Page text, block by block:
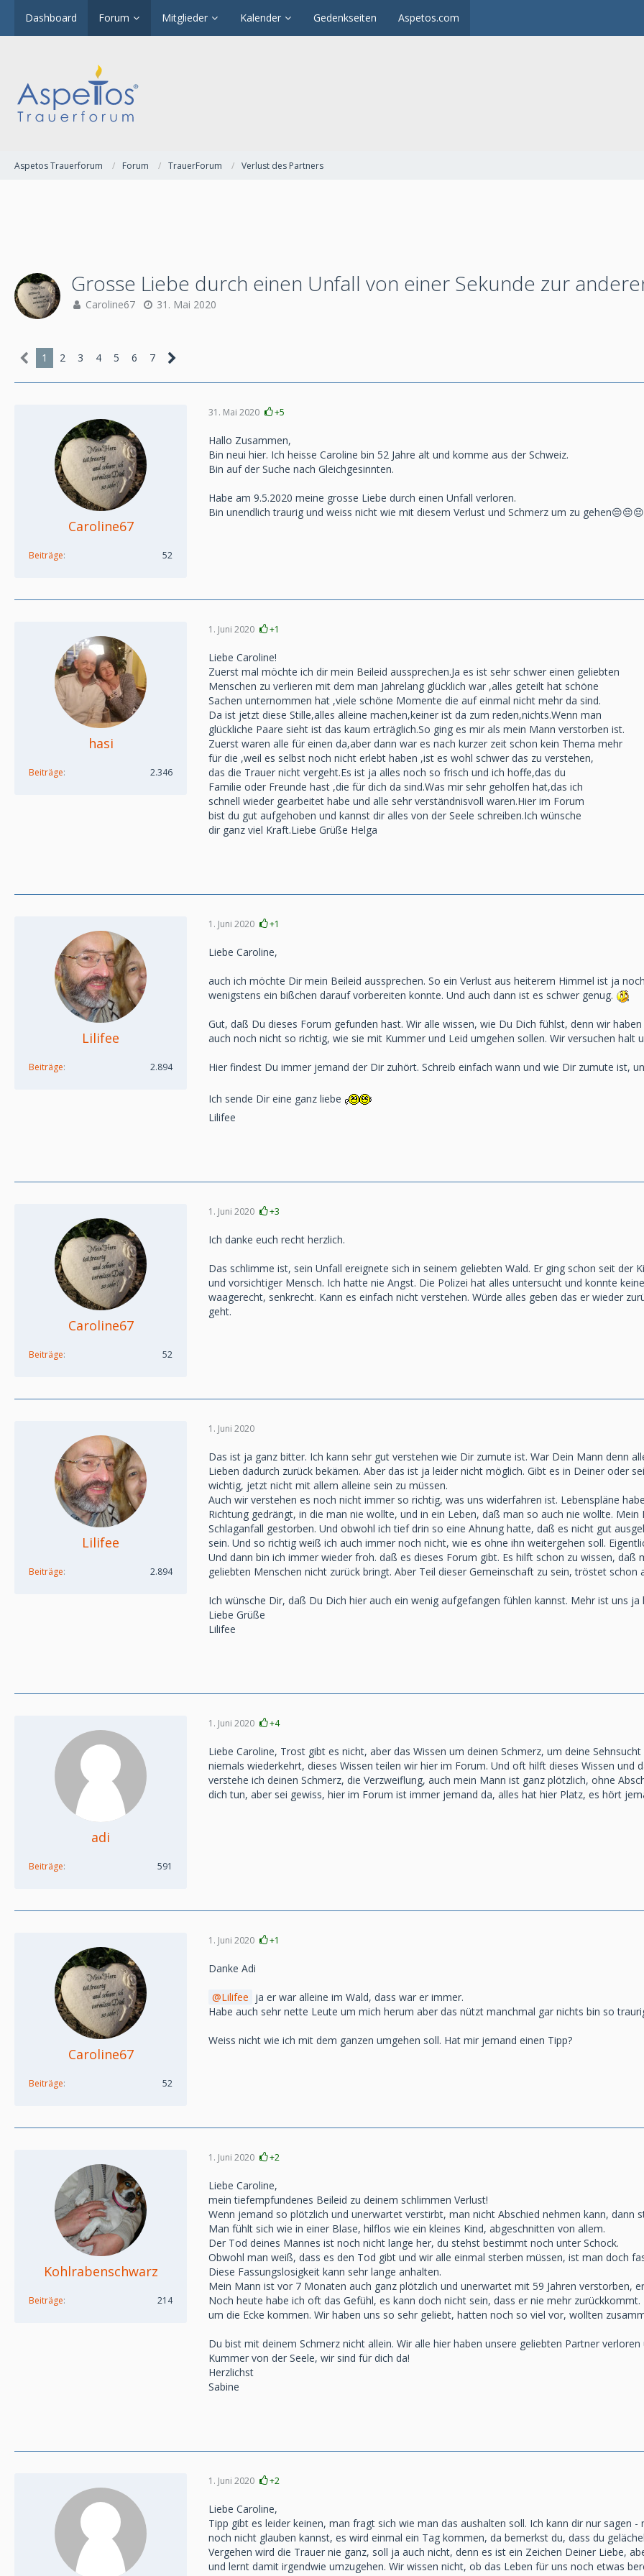
Dashboard Forum Mitglieder Kalender Gedenkseiten Aspetos.com
Aspetos Trauerforum Forum TrauerForum Verlust des Partners
Grosse Liebe durch einen Unfall von einer Sekunde zur
Caroline67 31. Mai 2020
1 2 3 4 5 6 7
Caroline67
Beiträge 52
31. Mai 2020 +5
Hallo Zusammen,
Bin neui hier. Ich heisse Caroline bin 52 Jahre alt und komme aus der Schweiz.
Bin auf der Suche nach Gleichgesinnten.
Habe am 9.5.2020 meine grosse Liebe durch einen Unfall verloren.
Bin unendlich traurig und weiss nicht wie mit diesem Verlust und Schmerz um zu gehen😔😔😔
hasi
Beiträge 2.346
1. Juni 2020 +1
Liebe Caroline!
Zuerst mal möchte ich dir mein Beileid aussprechen.Ja es ist sehr schwer einen geliebten
Menschen zu verlieren mit dem man Jahrelang glücklich war ,alles geteilt hat schöne
Sachen unternommen hat ,viele schöne Momente die auf einmal nicht mehr da sind.
Da ist jetzt diese Stille,alles alleine machen,keiner ist da zum reden,nichts.Wenn man
glückliche Paare sieht ist das kaum erträglich.So ging es mir als mein Mann verstorben ist.
Zuerst waren alle für einen da,aber dann war es nach kurzer zeit schon kein Thema mehr
für die ,weil es selbst noch nicht erlebt haben ,ist es wohl schwer das zu verstehen,
das die Trauer nicht vergeht.Es ist ja alles noch so frisch und ich hoffe,das du
Familie oder Freunde hast ,die für dich da sind.Was mir sehr geholfen hat,das ich
schnell wieder gearbeitet habe und alle sehr verständnisvoll waren.Hier im Forum
bist du gut aufgehoben und kannst dir alles von der Seele schreiben.Ich wünsche
dir ganz viel Kraft.Liebe Grüße Helga
Lilifee
Beiträge 2.894
1. Juni 2020 +1
Liebe Caroline,
auch ich möchte Dir mein Beileid aussprechen. So ein Verlust aus heiterem Himmel ist ja
wenigstens ein bißchen darauf vorbereiten konnte. Und auch dann ist es schwer genug.
Gut, daß Du dieses Forum gefunden hast. Wir alle wissen, wie Du Dich fühlst, denn wir
auch noch nicht so richtig, wie sie mit Kummer und Leid umgehen sollen. Wir versuchen halt
Hier findest Du immer jemand der Dir zuhört. Schreib einfach wann und wie Dir zumute ist,
Ich sende Dir eine ganz liebe
Lilifee
Caroline67
Beiträge 52
1. Juni 2020 +3
Ich danke euch recht herzlich.
Das schlimme ist, sein Unfall ereignete sich in seinem geliebten Wald. Er ging schon seit der
und vorsichtiger Mensch. Ich hatte nie Angst. Die Polizei hat alles untersucht und konnte
waagerecht, senkrecht. Kann es einfach nicht verstehen. Würde alles geben das er wieder
geht.
Lilifee
Beiträge 2.894
1. Juni 2020
Das ist ja ganz bitter. Ich kann sehr gut verstehen wie Dir zumute ist. War Dein Mann denn
Lieben dadurch zurück bekämen. Aber das ist ja leider nicht möglich. Gibt es in Deiner oder
wichtig, jetzt nicht mit allem alleine sein zu müssen.
Auch wir verstehen es noch nicht immer so richtig, was uns widerfahren ist. Lebenspläne
Richtung gedrängt, in die man nie wollte, und in ein Leben, daß man so auch nie wollte.
Schlaganfall gestorben. Und obwohl ich tief drin so eine Ahnung hatte, daß es nicht gut
sein. Und so richtig weiß ich auch immer noch nicht, wie es ohne ihn weitergehen soll.
Und dann bin ich immer wieder froh. daß es dieses Forum gibt. Es hilft schon zu wissen,
geliebten Menschen nicht zurück bringt. Aber Teil dieser Gemeinschaft zu sein, tröstet schon
Ich wünsche Dir, daß Du Dich hier auch ein wenig aufgefangen fühlen kannst. Mehr ist uns ja
Liebe Grüße
Lilifee
adi
Beiträge 591
1. Juni 2020 +4
Liebe Caroline, Trost gibt es nicht, aber das Wissen um deinen Schmerz, um deine
niemals wiederkehrt, dieses Wissen teilen wir hier im Forum. Und oft hilft dieses Wissen und
verstehe ich deinen Schmerz, die Verzweiflung, auch mein Mann ist ganz plötzlich, ohne
dich tun, aber sei gewiss, hier im Forum ist immer jemand da, alles hat hier Platz, es hört
Caroline67
Beiträge 52
1. Juni 2020 +1
Danke Adi
Lilifee ja er war alleine im Wald, dass war er immer.
Habe auch sehr nette Leute um mich herum aber das nützt manchmal gar nichts bin so
Weiss nicht wie ich mit dem ganzen umgehen soll. Hat mir jemand einen Tipp?
Kohlrabenschwarz
Beiträge 214
1. Juni 2020 +2
Liebe Caroline,
mein tiefempfundenes Beileid zu deinem schlimmen Verlust!
Wenn jemand so plötzlich und unerwartet verstirbt, man nicht Abschied nehmen kann, dann
Man fühlt sich wie in einer Blase, hilflos wie ein kleines Kind, abgeschnitten von allem.
Der Tod deines Mannes ist noch nicht lange her, du stehst bestimmt noch unter Schock.
Obwohl man weiß, dass es den Tod gibt und wir alle einmal sterben müssen, ist man doch
Diese Fassungslosigkeit kann sehr lange anhalten.
Mein Mann ist vor 7 Monaten auch ganz plötzlich und unerwartet mit 59 Jahren verstorben,
Noch heute habe ich oft das Gefühl, es kann doch nicht sein, dass er nie mehr
um die Ecke kommen. Wir haben uns so sehr geliebt, hatten noch so viel vor, wollten
Du bist mit deinem Schmerz nicht allein. Wir alle hier haben unsere geliebten Partner
Kummer von der Seele, wir sind für dich da!
Herzlichst
Sabine
1. Juni 2020 +2
Liebe Caroline,
Tipp gibt es leider keinen, man fragt sich wie man das aushalten soll. Ich kann dir nur sagen
noch nicht glauben kannst, es wird einmal ein Tag kommen, da bemerkst du, dass du
Vergehen wird die Trauer nie ganz, soll ja auch nicht, denn es ist ein Zeichen Deiner Liebe,
und lernt damit irgendwie umzugehen. Wir wissen nicht, ob das Leben für uns noch etwas